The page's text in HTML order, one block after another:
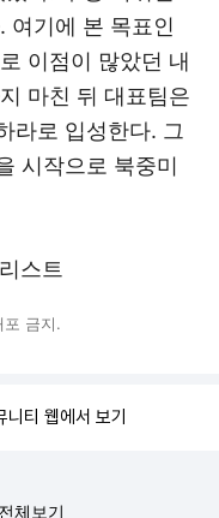
여기에 본 목표인
이점이 많았던 내
마친 뒤 대표팀은
라로 입성한다. 그
시작으로 북중미
스트
금지.
티 웹에서 보기
전체보기